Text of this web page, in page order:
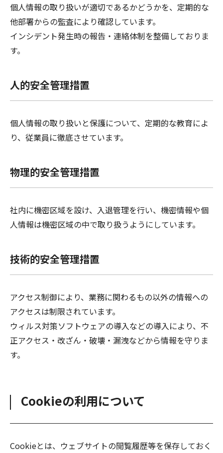
個人情報の取り扱いが適切であるかどうかを、定期的な
他部署からの監査により確認しています。
インシデント発生時の報告・連絡体制を整備しておりま
す。
人的安全管理措置
個人情報の取り扱いと保護について、定期的な教育によ
り、従業員に徹底させています。
物理的安全管理措置
社内に機密区域を設け、入退管理を行い、機密情報や個
人情報は機密区域の中で取り扱うようにしています。
技術的安全管理措置
アクセス制御により、業務に関わるもの以外の情報への
アクセスは制限されています。
ウィルス対策ソフトウェアの導入などの導入により、不
正アクセス・改ざん・破壊・漏洩などから情報を守りま
す。
Cookieの利用について
Cookieとは、ウェブサイトの閲覧履歴等を保存しておく